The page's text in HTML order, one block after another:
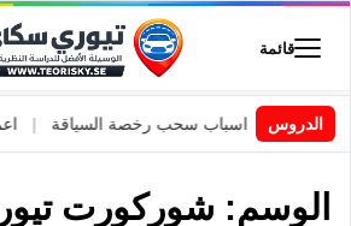
قائمة
الدروسالسويد | اسباب سحب رخصة السياقة
الوسم: شوركورت